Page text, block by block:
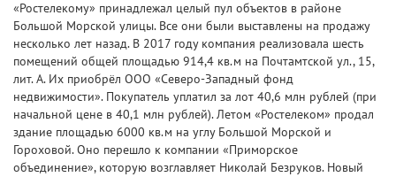
«Ростелекому» принадлежал целый пул объектов в районе
Большой Морской улицы. Все они были выставлены на продажу
несколько лет назад. В 2017 году компания реализовала шесть
помещений общей площадью 914,4 кв.м на Почтамтской ул., 15,
лит. А. Их приобрёл ООО «Северо-Западный фонд
недвижимости». Покупатель уплатил за лот 40,6 млн рублей (при
начальной цене в 40,1 млн рублей). Летом «Ростелеком» продал
здание площадью 6000 кв.м на углу Большой Морской и
Гороховой. Оно перешло к компании «Приморское
объединение», которую возглавляет Николай Безруков. Новый